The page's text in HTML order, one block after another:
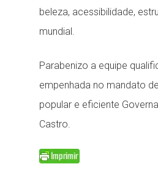
beleza, acessibilidade,
mundial.
Parabenizo a equipe
empenhada no mandato
popular e eficiente
Castro.